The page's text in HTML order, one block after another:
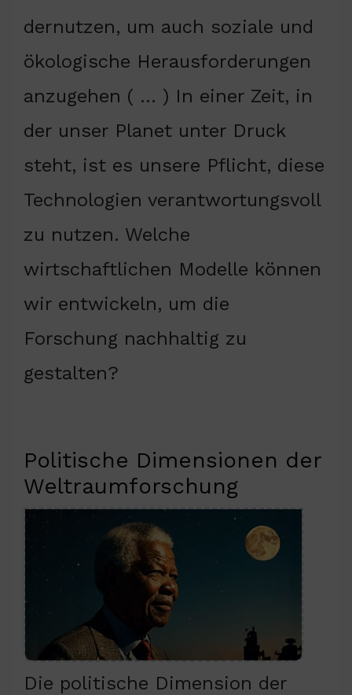
dernutzen, um auch soziale und
ökologische Herausforderungen
anzugehen ( … ) In einer Zeit, in
der unser Planet unter Druck
steht, ist es unsere Pflicht, diese
Technologien verantwortungsvoll
zu nutzen. Welche
wirtschaftlichen Modelle können
wir entwickeln, um die
Forschung nachhaltig zu
gestalten?
Politische Dimensionen der
Weltraumforschung
Die politische Dimension der